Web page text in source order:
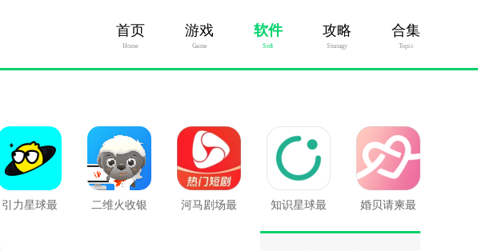
首页
Home
游戏
Game
软件
Soft
攻略
Stratagy
合集
Topic
引力星球最
二维火收银
河马剧场最
知识星球最
婚贝请柬最